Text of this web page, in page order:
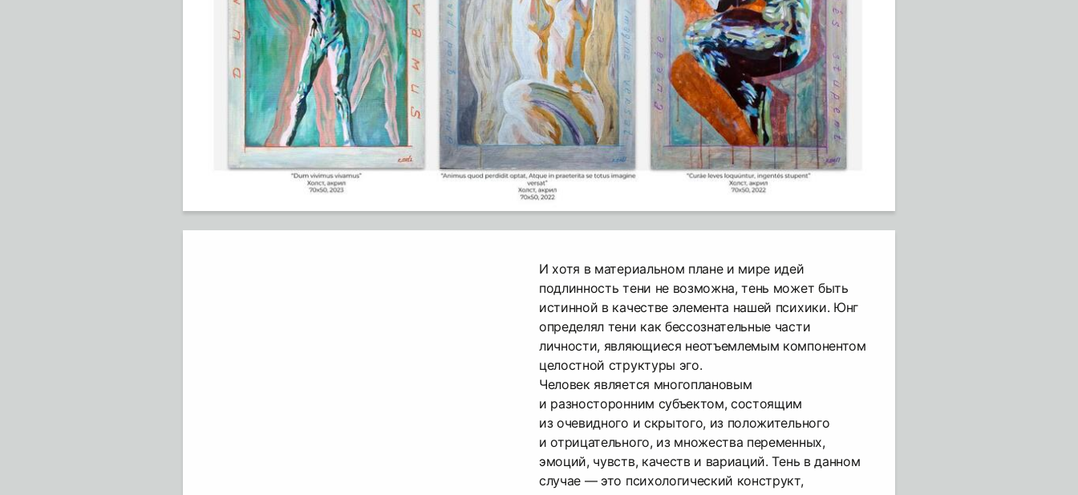
И хотя в материальном плане и мире идей
подлинность тени не возможна, тень может быть
истинной в качестве элемента нашей психики. Юнг
определял тени как бессознательные части
личности, являющиеся неотъемлемым компонентом
целостной структуры эго.
Человек является многоплановым
и разносторонним субъектом, состоящим
из очевидного и скрытого, из положительного
и отрицательного, из множества переменных,
эмоций, чувств, качеств и вариаций. Тень в данном
случае — это психологический конструкт,